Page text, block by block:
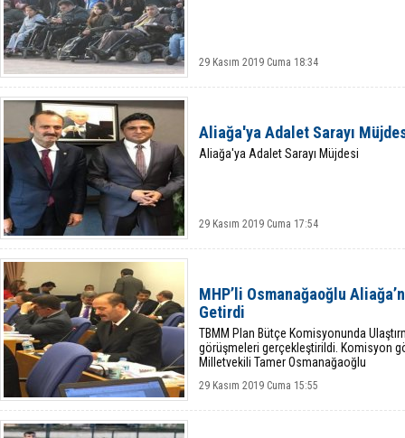
29 Kasım 2019 Cuma 18:34
Aliağa'ya Adalet Sarayı
Aliağa'ya Adalet Sarayı Müjdesi
29 Kasım 2019 Cuma 17:54
MHP’li Osmanağaoğlu
Getirdi
TBMM Plan Bütçe Komisyonunda
görüşmeleri gerçekleştirildi. Komisyon
Milletvekili Tamer Osmanağaoğlu
29 Kasım 2019 Cuma 15:55